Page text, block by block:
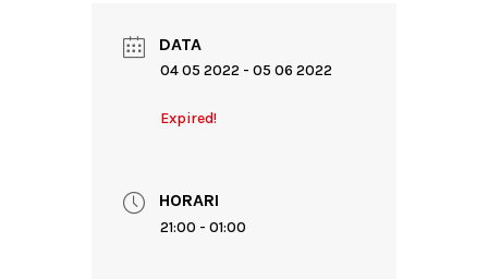
DATA
04 05 2022 - 05 06 2022
Expired!
HORARI
21:00 - 01:00